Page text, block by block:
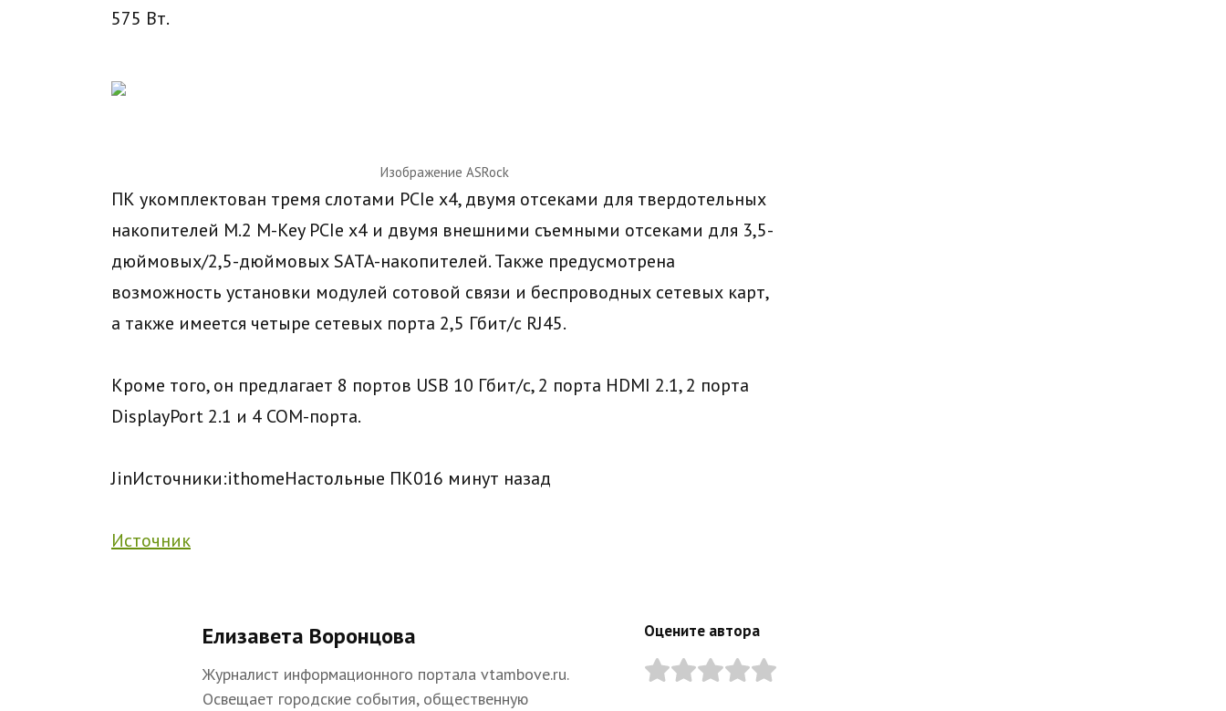
575 Вт.
Изображение ASRock
ПК укомплектован тремя слотами PCIe x4, двумя отсеками для твердотельных
накопителей M.2 M-Key PCIe x4 и двумя внешними съемными отсеками для 3,5-
дюймовых/2,5-дюймовых SATA-накопителей. Также предусмотрена
возможность установки модулей сотовой связи и беспроводных сетевых карт,
а также имеется четыре сетевых порта 2,5 Гбит/с RJ45.
Кроме того, он предлагает 8 портов USB 10 Гбит/с, 2 порта HDMI 2.1, 2 порта
DisplayPort 2.1 и 4 COM-порта.
JinИсточники:ithomeНастольные ПК016 минут назад
Источник
Елизавета Воронцова
Журналист информационного портала vtambove.ru.
Освещает городские события, общественную
Оцените автора